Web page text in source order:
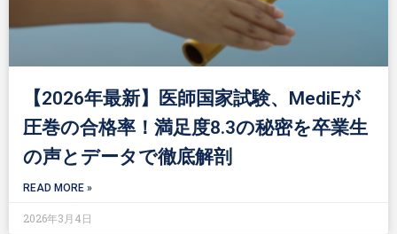
【2026年最新】医師国家試験、MediEが
圧巻の合格率！満足度8.3の秘密を卒業生
の声とデータで徹底解剖
READ MORE »
2026年3月4日